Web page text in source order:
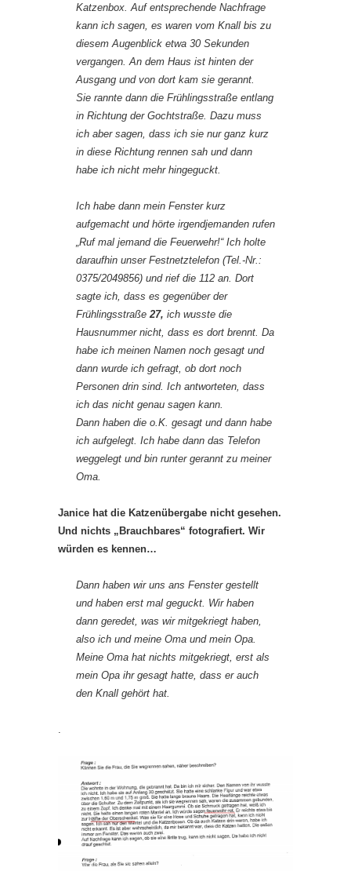
Katzenbox. Auf entsprechende Nachfrage
kann ich sagen, es waren vom Knall bis zu
diesem Augenblick etwa 30 Sekunden
vergangen. An dem Haus ist hinten der
Ausgang und von dort kam sie gerannt.
Sie rannte dann die Frühlingsstraße entlang
in Richtung der Gochtstraße. Dazu muss
ich aber sagen, dass ich sie nur ganz kurz
in diese Richtung rennen sah und dann
habe ich nicht mehr hingeguckt.
Ich habe dann mein Fenster kurz
aufgemacht und hörte irgendjemanden rufen
„Ruf mal jemand die Feuerwehr!“ Ich holte
daraufhin unser Festnetztelefon (Tel.-Nr.:
0375/2049856) und rief die 112 an. Dort
sagte ich, dass es gegenüber der
Frühlingsstraße27, ich wusste die
Hausnummer nicht, dass es dort brennt. Da
habe ich meinen Namen noch gesagt und
dann wurde ich gefragt, ob dort noch
Personen drin sind. Ich antworteten, dass
ich das nicht genau sagen kann.
Dann haben die o.K. gesagt und dann habe
ich aufgelegt. Ich habe dann das Telefon
weggelegt und bin runter gerannt zu meiner
Oma.
Janice hat die Katzenübergabe nicht gesehen.
Und nichts „Brauchbares“ fotografiert. Wir
würden es kennen…
Dann haben wir uns ans Fenster gestellt
und haben erst mal geguckt. Wir haben
dann geredet, was wir mitgekriegt haben,
also ich und meine Oma und mein Opa.
Meine Oma hat nichts mitgekriegt, erst als
mein Opa ihr gesagt hatte, dass er auch
den Knall gehört hat.
.